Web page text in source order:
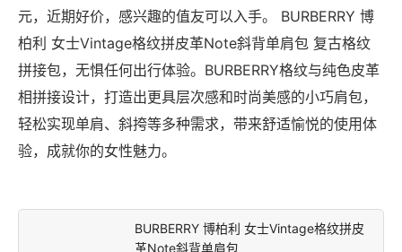
元，近期好价，感兴趣的值友可以入手。 BURBERRY 博
柏利 女士Vintage格纹拼皮革Note斜背单肩包 复古格纹
拼接包，无惧任何出行体验。BURBERRY格纹与纯色皮革
相拼接设计，打造出更具层次感和时尚美感的小巧肩包，
轻松实现单肩、斜挎等多种需求，带来舒适愉悦的使用体
验，成就你的女性魅力。
BURBERRY 博柏利 女士Vintage格纹拼皮
革Note斜背单肩包